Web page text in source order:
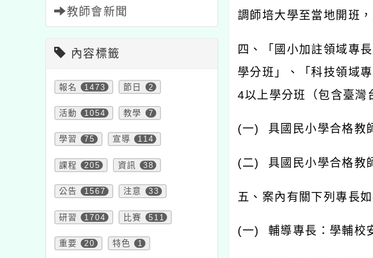
教師會新聞
內容標籤
報名 1473 節日 2
活動 1054 教學 7
學習 75 宣導 114
課程 205 資訊 38
公告 1567 注意 33
研習 1704 比賽 511
重要 20 特色 1
調師培大學至當地開班
四、「國小加註領域專
學分班」、「科技領域
4以上學分班（包含臺灣
(一) 具國民小學合格教
(二) 具國民小學合格教
五、案內有關下列專長
(一) 輔導專長：學輔校